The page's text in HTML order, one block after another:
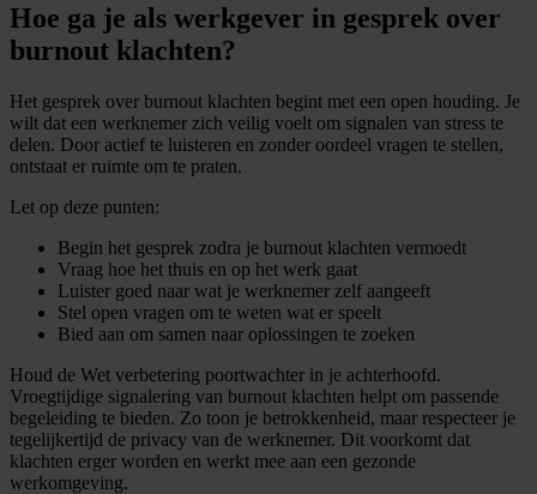
Hoe ga je als werkgever in gesprek over
burnout klachten?
Het gesprek over burnout klachten begint met een open houding. Je
wilt dat een werknemer zich veilig voelt om signalen van stress te
delen. Door actief te luisteren en zonder oordeel vragen te stellen,
ontstaat er ruimte om te praten.
Let op deze punten:
Begin het gesprek zodra je burnout klachten vermoedt
Vraag hoe het thuis en op het werk gaat
Luister goed naar wat je werknemer zelf aangeeft
Stel open vragen om te weten wat er speelt
Bied aan om samen naar oplossingen te zoeken
Houd de Wet verbetering poortwachter in je achterhoofd.
Vroegtijdige signalering van burnout klachten helpt om passende
begeleiding te bieden. Zo toon je betrokkenheid, maar respecteer je
tegelijkertijd de privacy van de werknemer. Dit voorkomt dat
klachten erger worden en werkt mee aan een gezonde
werkomgeving.